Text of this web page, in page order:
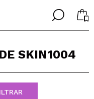
╳
╳
SKIN1004